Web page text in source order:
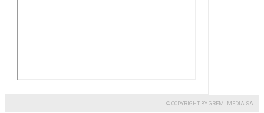
© COPYRIGHT BY GREMI MEDIA SA